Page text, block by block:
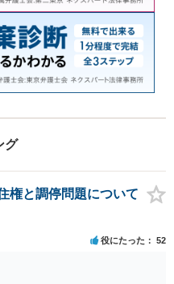
グ
権と調停問題について
役にたった 52